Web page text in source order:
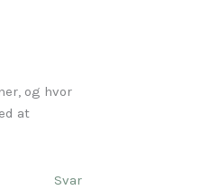
og hvor
at
Svar